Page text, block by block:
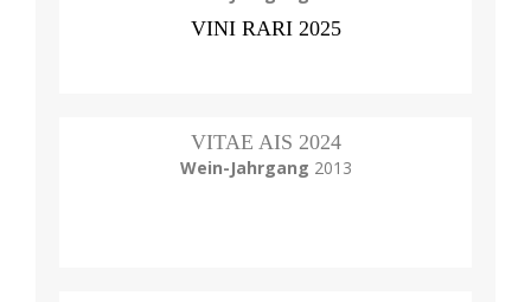
VINI RARI 2025
VITAE AIS 2024
Wein-Jahrgang 2013